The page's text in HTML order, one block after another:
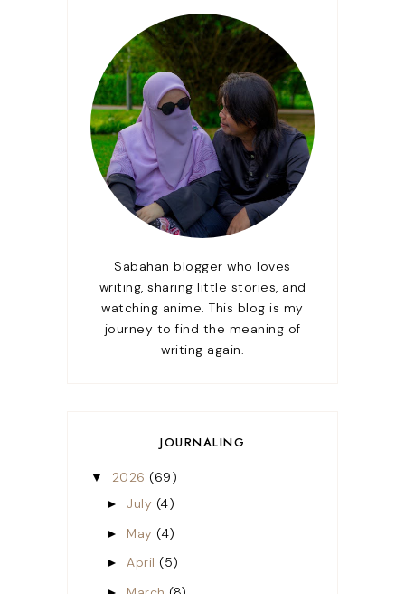
Sabahan blogger who loves
writing, sharing little stories, and
watching anime. This blog is my
journey to find the meaning of
writing again.
JOURNALING
▼ 2026 (69)
►July (4)
► May (4)
► April (5)